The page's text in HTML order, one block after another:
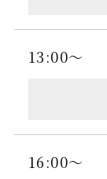
13:00～
16:00～